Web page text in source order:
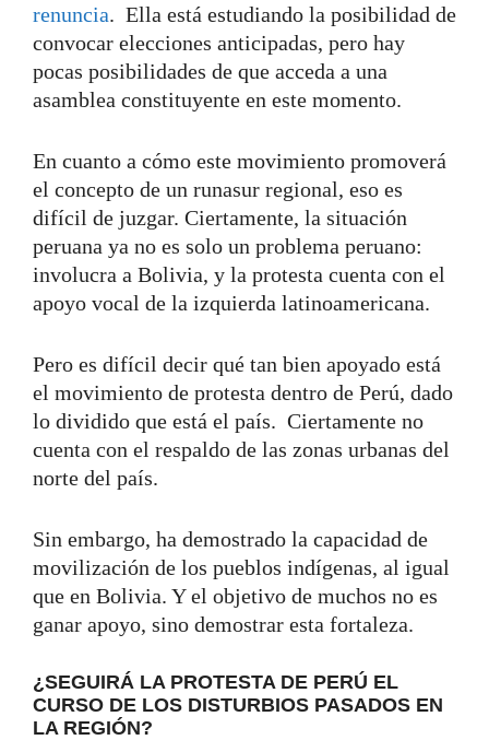
renuncia. Ella está estudiando la posibilidad de
convocar elecciones anticipadas, pero hay
pocas posibilidades de que acceda a una
asamblea constituyente en este momento.
En cuanto a cómo este movimiento promoverá
el concepto de un runasur regional, eso es
difícil de juzgar. Ciertamente, la situación
peruana ya no es solo un problema peruano:
involucra a Bolivia, y la protesta cuenta con el
apoyo vocal de la izquierda latinoamericana.
Pero es difícil decir qué tan bien apoyado está
el movimiento de protesta dentro de Perú, dado
lo dividido que está el país. Ciertamente no
cuenta con el respaldo de las zonas urbanas del
norte del país.
Sin embargo, ha demostrado la capacidad de
movilización de los pueblos indígenas, al igual
que en Bolivia. Y el objetivo de muchos no es
ganar apoyo, sino demostrar esta fortaleza.
¿SEGUIRÁ LA PROTESTA DE PERÚ EL
CURSO DE LOS DISTURBIOS PASADOS ​​EN
LA REGIÓN?